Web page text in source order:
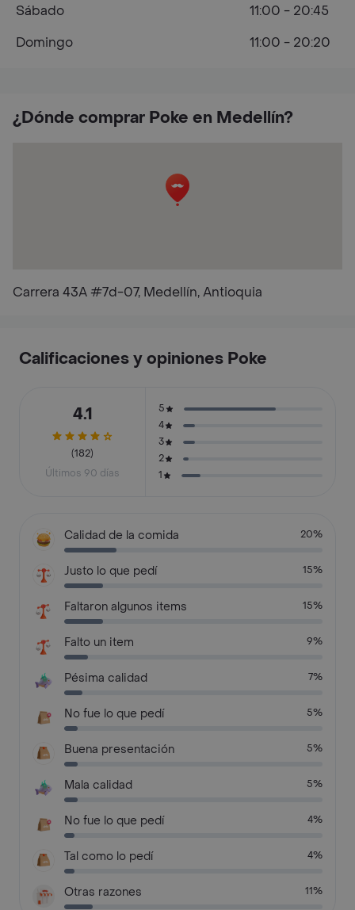
¿Dónde comprar Poke en Medellín?
Carrera 43A #7d-07, Medellín, Antioquia
Sábado
11:00 - 20:45
Domingo
11:00 - 20:20
Calificaciones y opiniones Poke
4.1
(182)
Últimos 90 días
5
4
3
2
1
Calidad de la comida 20%
Justo lo que pedí 15%
Faltaron algunos items 15%
Falto un item 9%
Pésima calidad 7%
No fue lo que pedí 5%
Buena presentación 5%
Mala calidad 5%
No fue lo que pedí 4%
Tal como lo pedí 4%
Otras razones 11%